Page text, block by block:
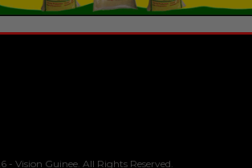
- Vision Guinee. All Rights Reserved.